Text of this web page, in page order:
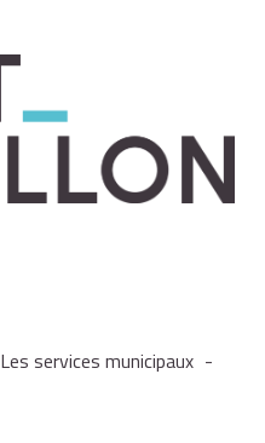
Les services municipaux -